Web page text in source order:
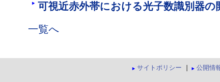
可視近赤外帯における光子数識別器の
一覧へ
サイトポリシー 公開情